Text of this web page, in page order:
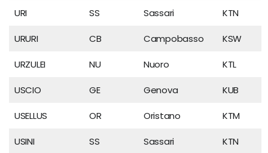
URI SS Sassari KTN
URURI CB Campobasso KSW
URZULEI NU Nuoro KTL
USCIO GE Genova KUB
USELLUS OR Oristano KTM
USINI SS Sassari KTN